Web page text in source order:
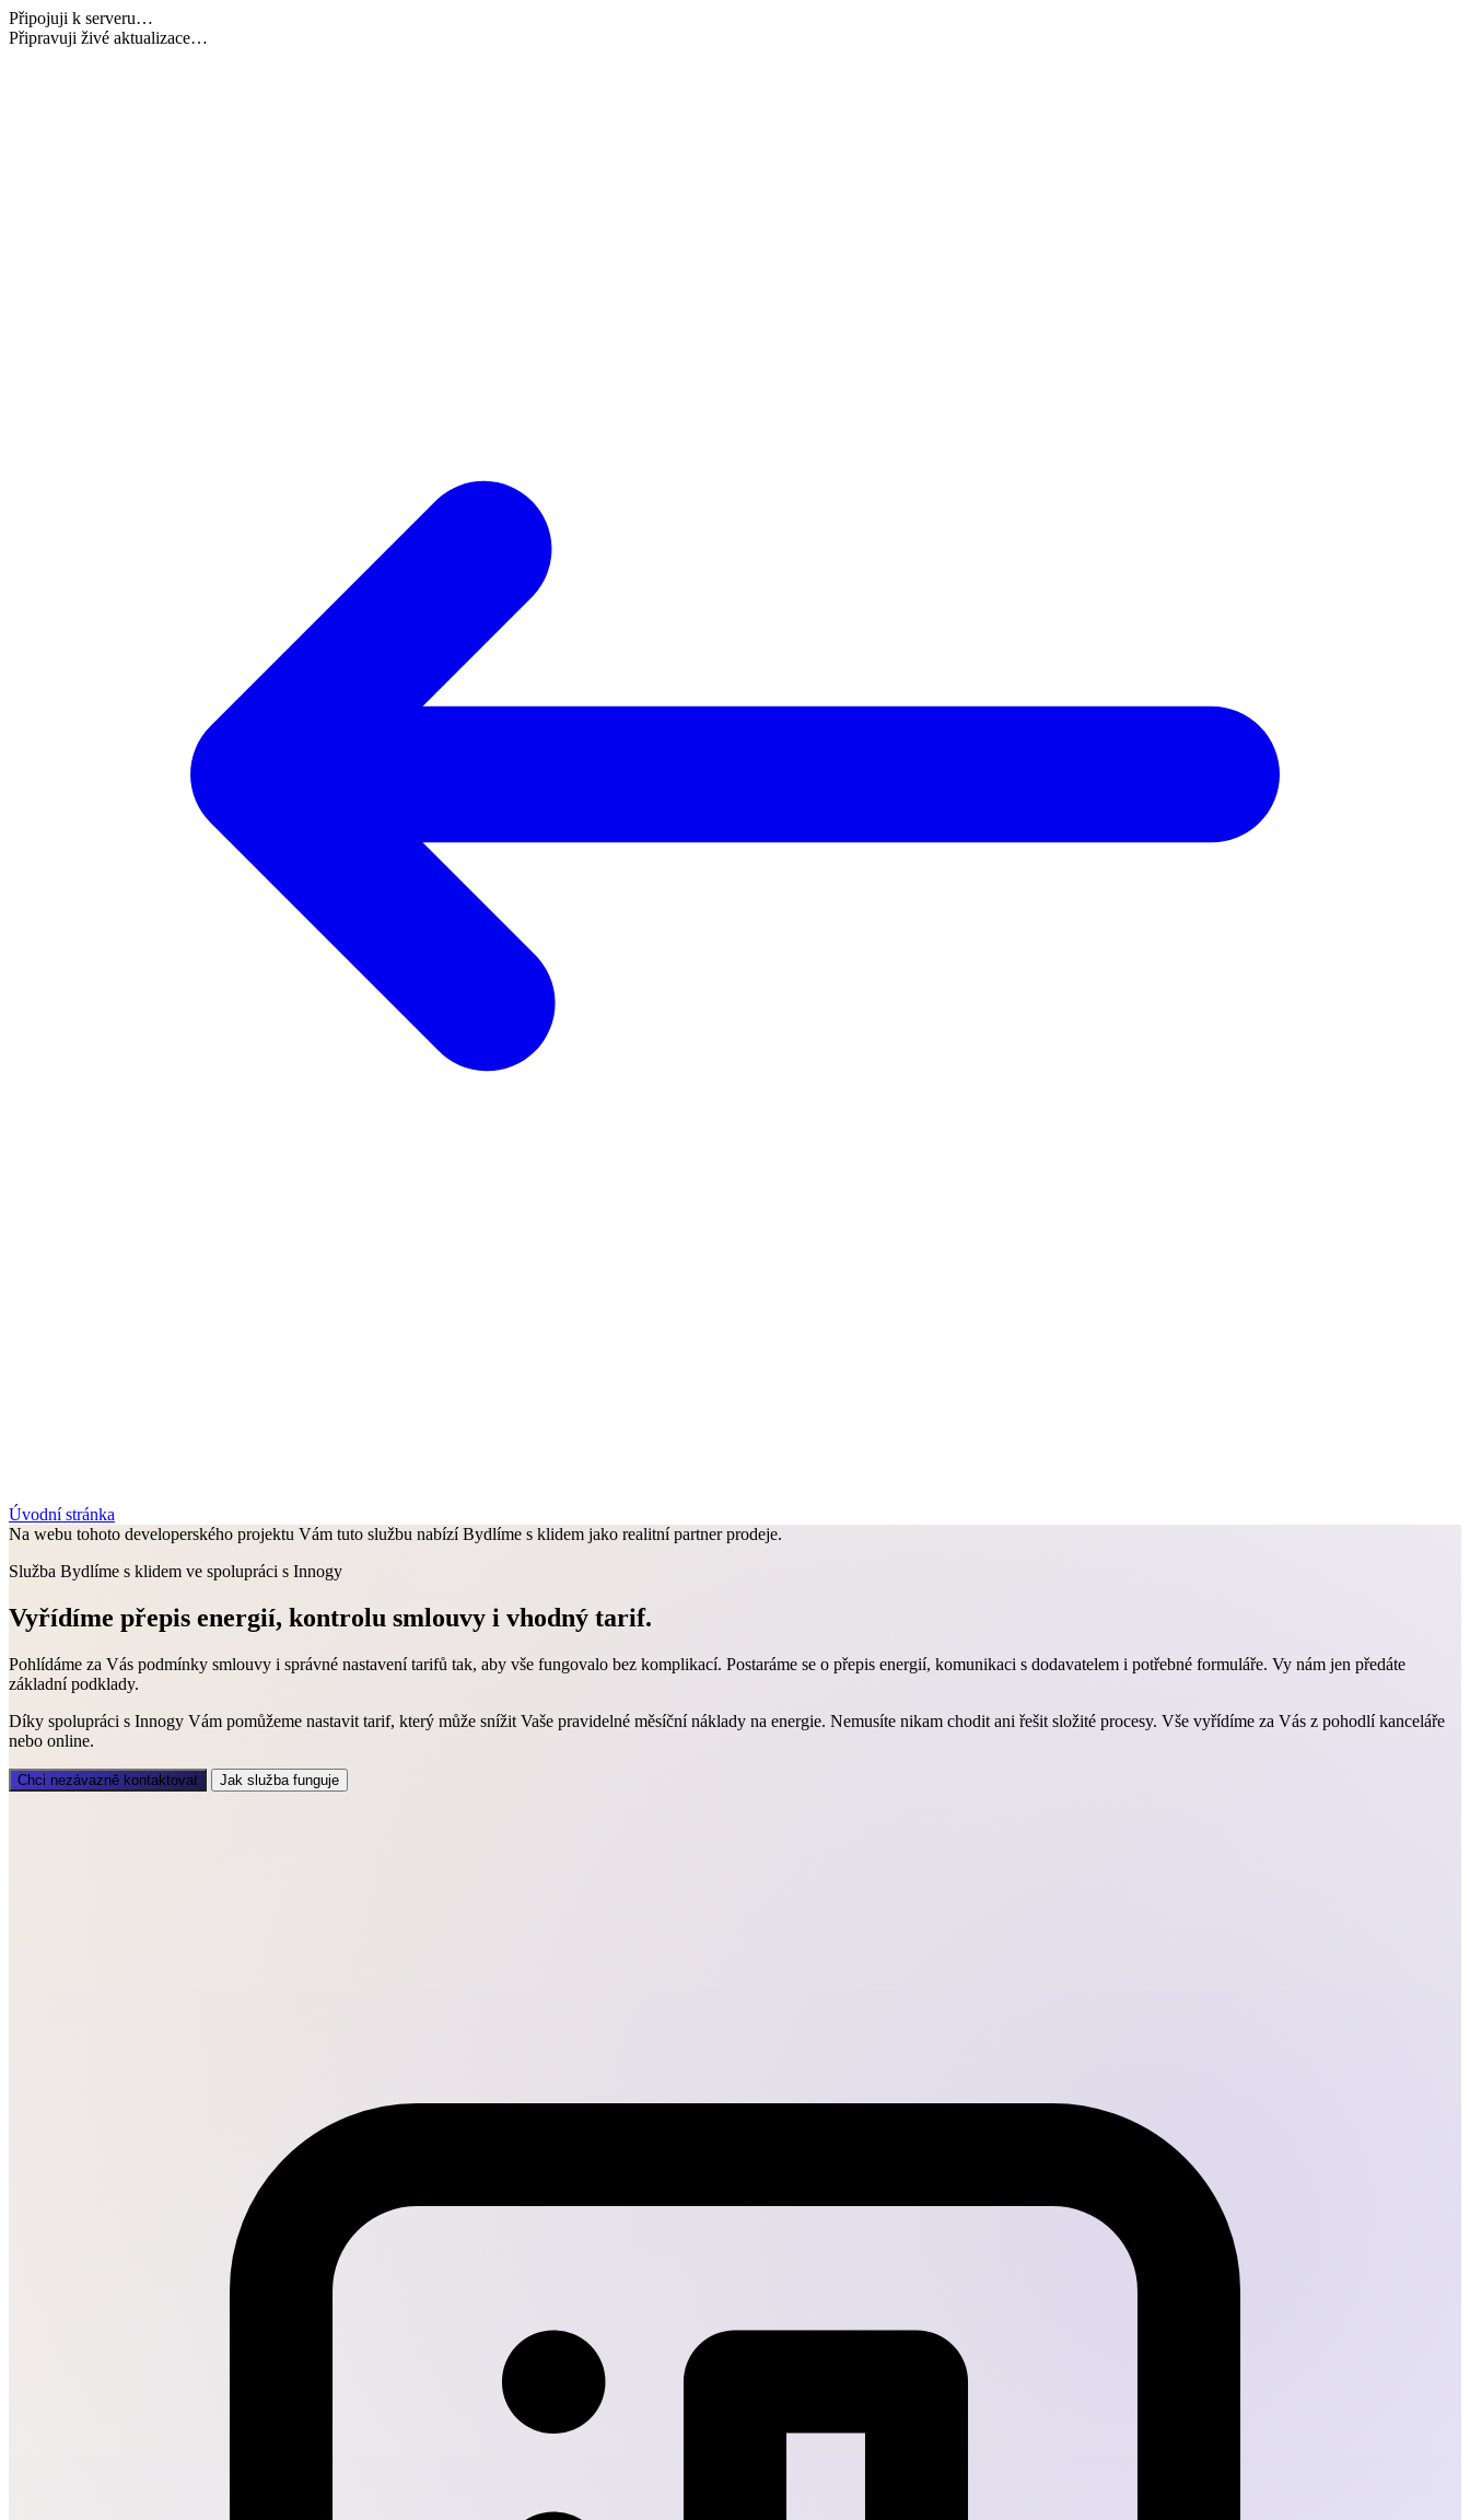
Připojuji k serveru…
Načítám potřebná data…
Úvodní stránka
Na webu tohoto developerského projektu Vám tuto službu nabízí Bydlíme s klidem jako realitní partner prodeje.
Služba Bydlíme s klidem ve spolupráci s Innogy
Vyřídíme přepis energií, kontrolu smlouvy i vhodný tarif.
Pohlídáme za Vás podmínky smlouvy i správné nastavení tarifů tak, aby vše fungovalo bez komplikací. Postaráme se o přepis energií, komunikaci s dodavatelem i potřebné formuláře. Vy nám jen předáte
základní podklady.
Díky spolupráci s Innogy Vám pomůžeme nastavit tarif, který může snížit Vaše pravidelné měsíční náklady na energie. Nemusíte nikam chodit ani řešit složité procesy. Vše vyřídíme za Vás z pohodlí kanceláře
nebo online.
Chci nezávazně kontaktovat Jak služba funguje